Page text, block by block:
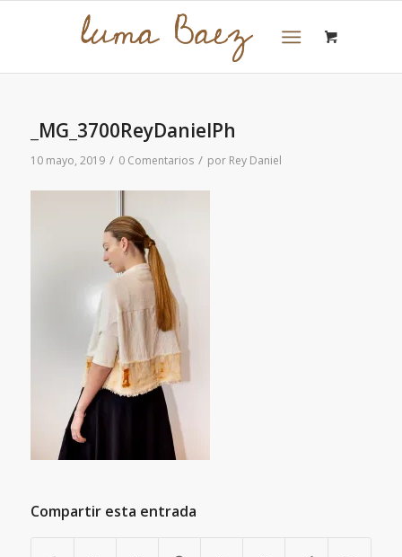
_MG_3700ReyDanielPh
10 mayo, 2019 / 0 Comentarios / por Rey Daniel
Compartir esta entrada